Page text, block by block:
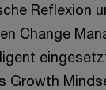
Reflexion
Change
Growth